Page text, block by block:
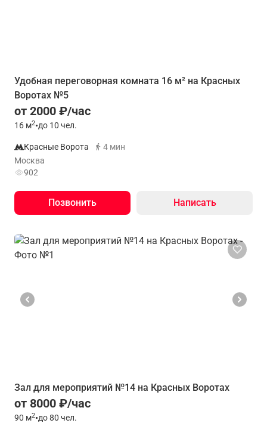
Удобная переговорная комната 16 м² на Красных
Воротах №5
от 2000 ₽/час
16 м2•до 10 чел.
Красные Ворота
4 мин
Москва
902
Позвонить Написать
Зал для мероприятий №14 на Красных Воротах
от 8000 ₽/час
90 м2•до 80 чел.